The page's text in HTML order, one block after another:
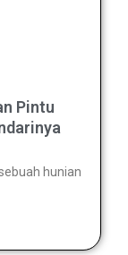
Pintu
hunian